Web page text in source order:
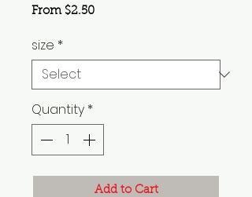
From $2.50Sale
size *
Quantity *
Add to Cart